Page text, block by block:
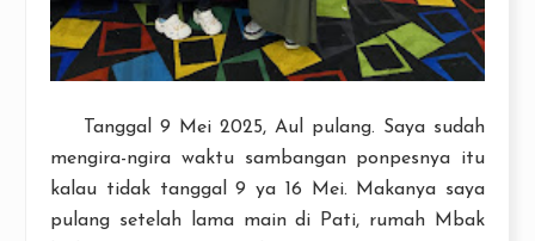
Tanggal 9 Mei 2025, Aul pulang. Saya sudah
mengira-ngira waktu sambangan ponpesnya itu
kalau tidak tanggal 9 ya 16 Mei. Makanya saya
pulang setelah lama main di Pati, rumah Mbak